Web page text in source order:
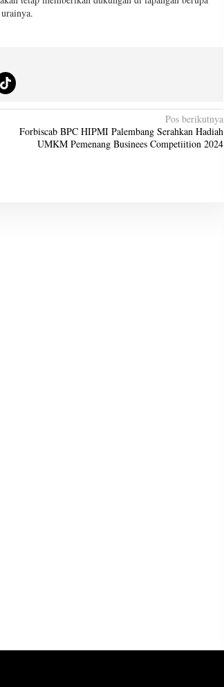
Pos berikutnya
Forbiscab BPC HIPMI Palembang Serahkan Hadiah
UMKM Pemenang Businees Competiition 2024